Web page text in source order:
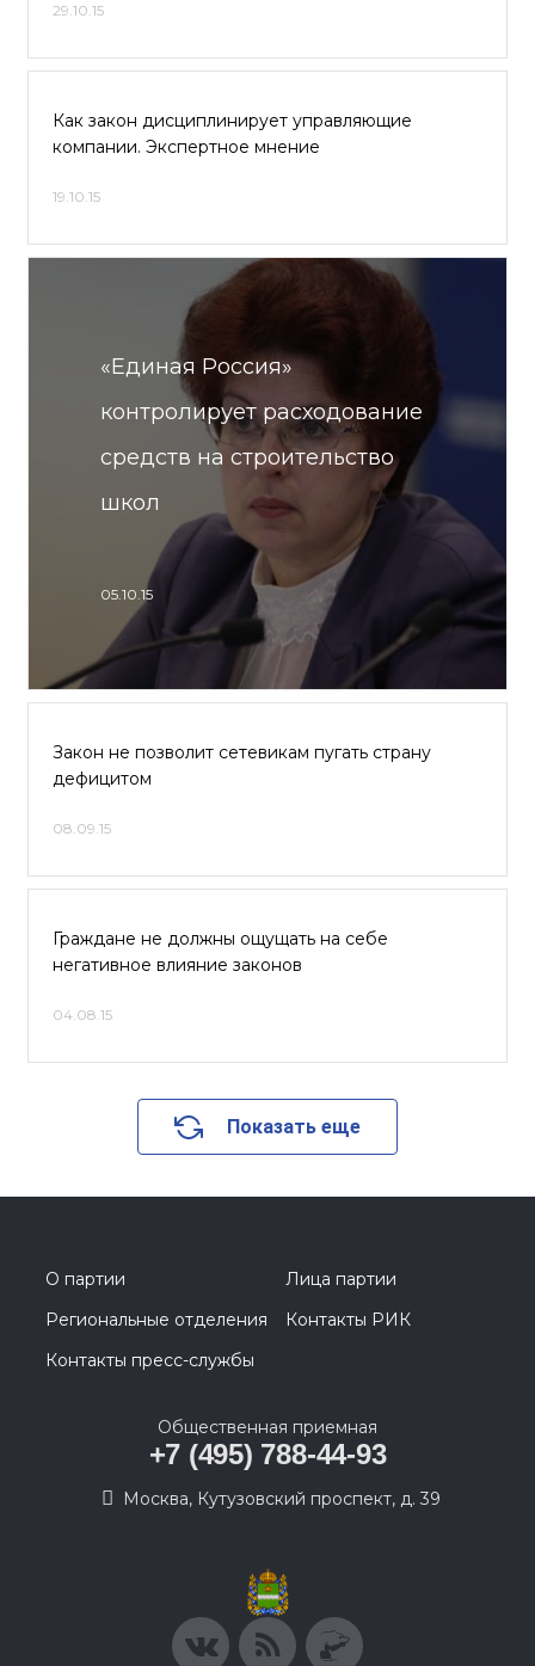
29.10.15
Как закон дисциплинирует управляющие
компании. Экспертное мнение
19.10.15
«Единая Россия»
контролирует расходование
средств на строительство
школ
05.10.15
Закон не позволит сетевикам пугать страну
дефицитом
08.09.15
Граждане не должны ощущать на себе
негативное влияние законов
04.08.15
Показать еще
О партии
Лица партии
Региональные отделения
Контакты РИК
Контакты пресс-службы
Общественная приемная
+7 (495) 788-44-93
Москва, Кутузовский проспект, д. 39